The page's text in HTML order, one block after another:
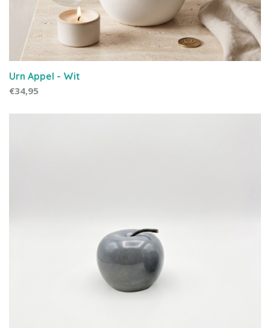
Urn Appel - Wit
€34,95